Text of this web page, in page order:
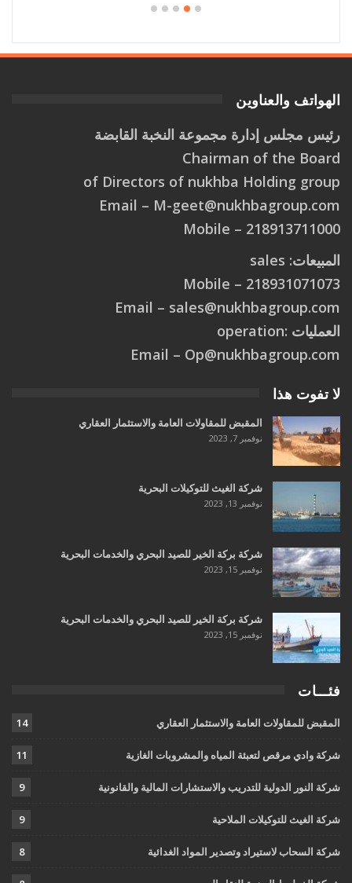
الهواتف والعناوين
رئيس مجلس إدارة مجموعة النخبة القابضة
Chairman of the Board
of Directors of nukhba Holding group
Email – M-geet@nukhbagroup.com
218913711000 – Mobile
المبيعات: sales
218931071073 – Mobile
Email – sales@nukhbagroup.com
العمليات :operation
Email – Op@nukhbagroup.com
لا تفوت هذا
المقبض للمقاولات العامة والاستثمار العقاري
نوفمبر 7, 2023
شركة الغيث للتوكيلات البحرية
نوفمبر 13, 2023
شركة بركة الخير للصيد البحري والخدمات البحرية
نوفمبر 15, 2023
شركة بركة الخير للصيد البحري والخدمات البحرية
نوفمبر 15, 2023
فئـــات
المقبض للمقاولات العامة والاستثمار العقاري 14
شركة وادي مرقص لتعبئة المياه والمشروبات الغازية 11
شركة النور الدولية للتدريب والاستشارات المالية والقانونية 9
شركة الغيث للتوكيلات الملاحية 9
شركة السحاب لاستيراد وتصدير المواد الغدائية 8